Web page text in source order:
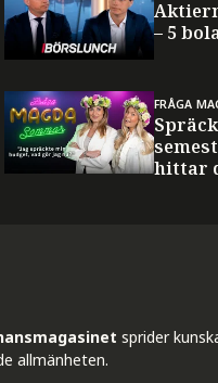
– 5
FRÅGA
hittar
sprider
allmänheten.